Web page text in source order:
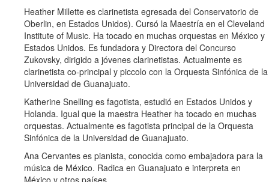
Heather Millette es clarinetista egresada del Conservatorio de
Oberlin, en Estados Unidos). Cursó la Maestría en el Cleveland
Institute of Music. Ha tocado en muchas orquestas en México y
Estados Unidos. Es fundadora y Directora del Concurso
Zukovsky, dirigido a jóvenes clarinetistas. Actualmente es
clarinetista co-principal y piccolo con la Orquesta Sinfónica de la
Universidad de Guanajuato.
Katherine Snelling es fagotista, estudió en Estados Unidos y
Holanda. Igual que la maestra Heather ha tocado en muchas
orquestas. Actualmente es fagotista principal de la Orquesta
Sinfónica de la Universidad de Guanajuato.
Ana Cervantes es pianista, conocida como embajadora para la
música de México. Radica en Guanajuato e interpreta en
México y otros países.